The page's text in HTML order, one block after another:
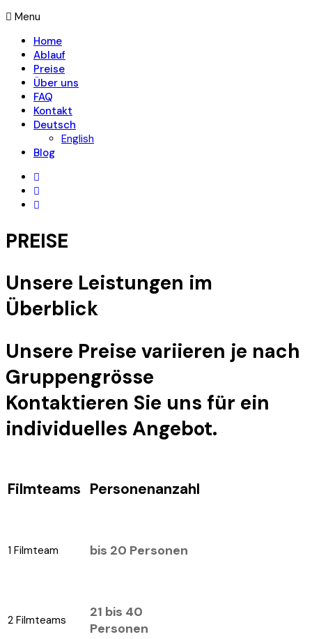
Menu
Home
Ablauf
Preise
Über uns
FAQ
Kontakt
Deutsch
English
Blog
PREISE
Unsere Leistungen im
Überblick
Unsere Preise variieren je nach
Gruppengrösse
Kontaktieren Sie uns für ein
individuelles Angebot.
Filmteams PersonenanzahI
1 Filmteam bis 20 Personen
2 Filmteams
21 bis 40
Personen